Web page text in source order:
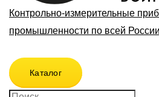
Контрольно-измерительные
промышленности по всей России
Каталог